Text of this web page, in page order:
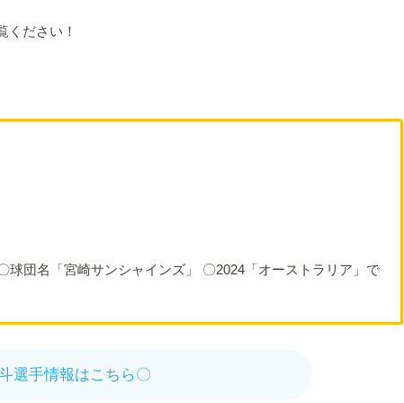
ください！
球団名「宮崎サンシャインズ」 〇2024「オーストラリア」で
選手情報はこちら〇